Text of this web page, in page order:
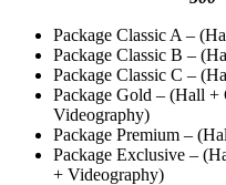
Package Classic A –
Package Classic B –
Package Classic C –
Package Gold – (Hall +
Videography)
Package Premium –
Package Exclusive –
+ Videography)